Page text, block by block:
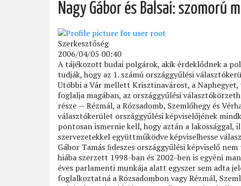
Nagy Gábor és Balsai: szomorú
Szerkesztőség
2006/04/05 00:40
A tájékozott budai polgárok, akik érdeklődnek a
tudják, hogy az 1. számú országgyűlési
Utóbbi a Vár mellett Krisztinavárost, a
foglalja magában, az országgyűlési
része — Rézmál, a Rózsadomb, Szemlőhegy és
választókerület országgyűlési képviselőjének
pontosan ismernie kell, hogy aztán a lakossággal,
szervezetekkel együttműködve képviselhesse
Gábor Tamás ﬁdeszes országgyűlési képviselő
hiába szerzett 1998-ban és 2002-ben is egyéni
éves parlamenti munkája alatt egyszer sem adta
foglalkoztatná a Rózsadombon vagy Rézmál,